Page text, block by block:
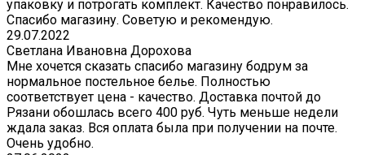
упаковку и потрогать комплект. Качество понравилось.
Спасибо магазину. Советую и рекомендую.
29.07.2022
Светлана Ивановна Дорохова
Мне хочется сказать спасибо магазину бодрум за
нормальное постельное белье. Полностью
соответствует цена - качество. Доставка почтой до
Рязани обошлась всего 400 руб. Чуть меньше недели
ждала заказ. Вся оплата была при получении на почте.
Очень удобно.